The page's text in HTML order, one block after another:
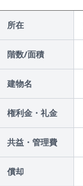
所在
階数/面積
建物名
権利金・礼金
共益・管理費
償却